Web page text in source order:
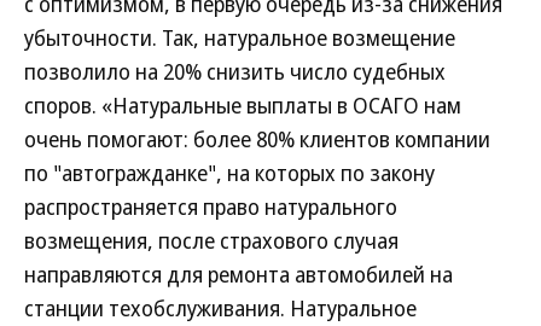
убыточности. Так, натуральное возмещение
позволило на 20% снизить число судебных
споров. «Натуральные выплаты в ОСАГО нам
очень помогают: более 80% клиентов компании
по "автогражданке", на которых по закону
распространяется право натурального
возмещения, после страхового случая
направляются для ремонта автомобилей на
станции техобслуживания. Натуральное